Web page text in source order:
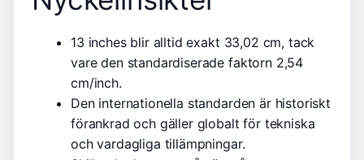
13 inches blir alltid exakt 33,02 cm, tack
vare den standardiserade faktorn 2,54
cm/inch.
Den internationella standarden är historiskt
förankrad och gäller globalt för tekniska
och vardagliga tillämpningar.